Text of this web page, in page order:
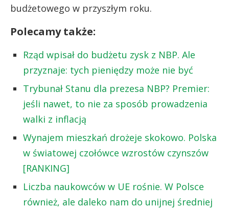
budżetowego w przyszłym roku.
Polecamy także:
Rząd wpisał do budżetu zysk z NBP. Ale
przyznaje: tych pieniędzy może nie być
Trybunał Stanu dla prezesa NBP? Premier:
jeśli nawet, to nie za sposób prowadzenia
walki z inflacją
Wynajem mieszkań drożeje skokowo. Polska
w światowej czołówce wzrostów czynszów
[RANKING]
Liczba naukowców w UE rośnie. W Polsce
również, ale daleko nam do unijnej średniej